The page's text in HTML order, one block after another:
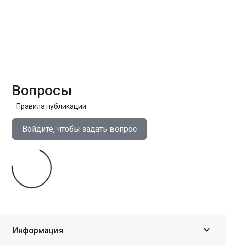
Вопросы
Правила публикации
Войдите, чтобы задать вопрос
Информация 